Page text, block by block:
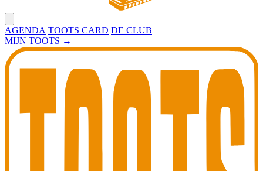
AGENDA TOOTS CARD DE CLUB
MIJN TOOTS →
Toots Jazz Club